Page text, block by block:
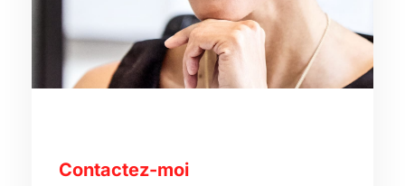
Contactez-moi